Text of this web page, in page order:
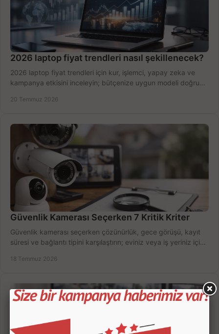
2026 laptop fiyat trendleri nasıl şekillenecek?
2026 laptop fiyat trendleri için kur, işlemci, yapay zeka ve
kampanya etkisini inceleyin; bütçenize uygun modeli doğru
20 Temmuz 2026
Güvenlik Kamerası Seçerken 7 Kritik Kriter
Güvenlik kamerası seçerken çözünürlük, gece görüşü, kayıt
süresi ve bağlantı tipini karşılaştırın; eviniz veya iş yeriniz için
18 Temmuz 2026